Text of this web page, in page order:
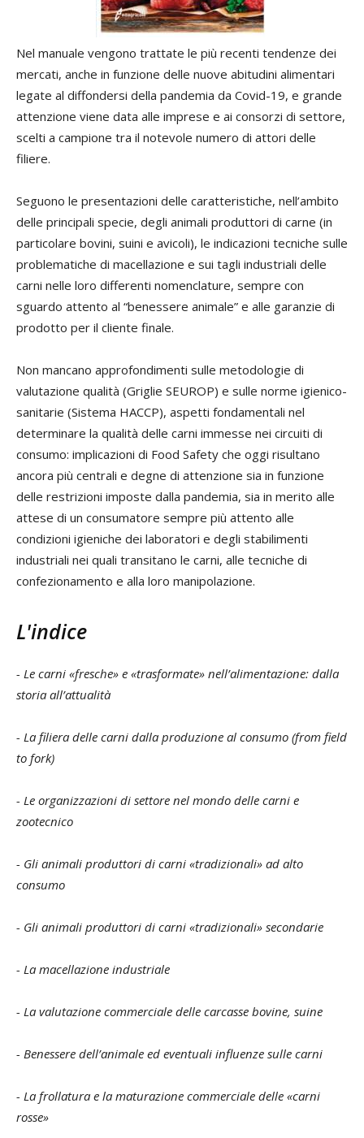
Nel manuale vengono trattate le più recenti tendenze dei
mercati, anche in funzione delle nuove abitudini alimentari
legate al diffondersi della pandemia da Covid-19, e grande
attenzione viene data alle imprese e ai consorzi di settore,
scelti a campione tra il notevole numero di attori delle
filiere.
Seguono le presentazioni delle caratteristiche, nell’ambito
delle principali specie, degli animali produttori di carne (in
particolare bovini, suini e avicoli), le indicazioni tecniche sulle
problematiche di macellazione e sui tagli industriali delle
carni nelle loro differenti nomenclature, sempre con
sguardo attento al “benessere animale” e alle garanzie di
prodotto per il cliente finale.
Non mancano approfondimenti sulle metodologie di
valutazione qualità (Griglie SEUROP) e sulle norme igienico-
sanitarie (Sistema HACCP), aspetti fondamentali nel
determinare la qualità delle carni immesse nei circuiti di
consumo: implicazioni di Food Safety che oggi risultano
ancora più centrali e degne di attenzione sia in funzione
delle restrizioni imposte dalla pandemia, sia in merito alle
attese di un consumatore sempre più attento alle
condizioni igieniche dei laboratori e degli stabilimenti
industriali nei quali transitano le carni, alle tecniche di
confezionamento e alla loro manipolazione.
L'indice
- Le carni «fresche» e «trasformate» nell’alimentazione: dalla
storia all’attualità
- La filiera delle carni dalla produzione al consumo (from field
to fork)
- Le organizzazioni di settore nel mondo delle carni e
zootecnico
- Gli animali produttori di carni «tradizionali» ad alto
consumo
- Gli animali produttori di carni «tradizionali» secondarie
- La macellazione industriale
- La valutazione commerciale delle carcasse bovine, suine
- Benessere dell’animale ed eventuali influenze sulle carni
- La frollatura e la maturazione commerciale delle «carni
rosse»